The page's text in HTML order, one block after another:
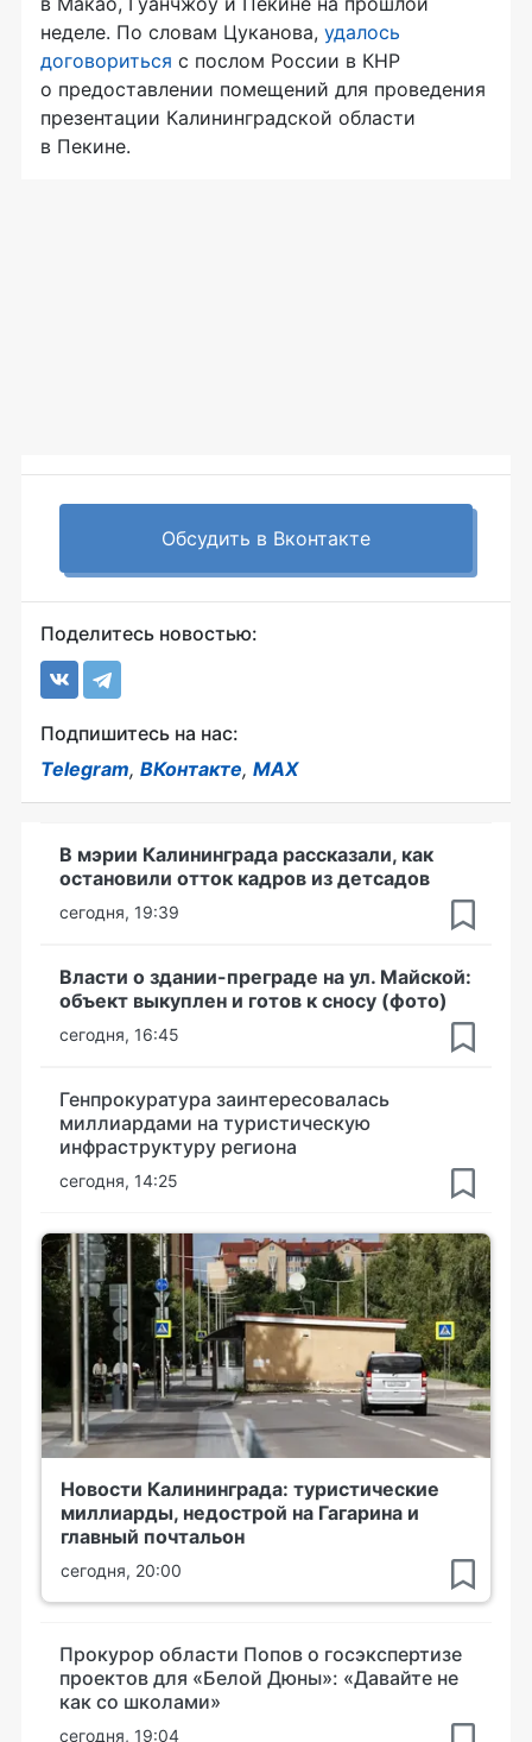
неделе. По словам Цуканова, удалось
договориться с послом России в КНР
о предоставлении помещений для проведения
презентации Калининградской области
в Пекине.
Обсудить в Вконтакте
Поделитесь новостью:
Подпишитесь на нас:
Telegram, ВКонтакте, MAX
В мэрии Калининграда рассказали, как
остановили отток кадров из детсадов
сегодня, 19:39
Власти о здании-преграде на ул. Майской:
объект выкуплен и готов к сносу (фото)
сегодня, 16:45
Генпрокуратура заинтересовалась
миллиардами на туристическую
инфраструктуру региона
сегодня, 14:25
Новости Калининграда: туристические
миллиарды, недострой на Гагарина и
главный почтальон
сегодня, 20:00
Прокурор области Попов о госэкспертизе
проектов для «Белой Дюны»: «Давайте не
как со школами»
сегодня, 19:04